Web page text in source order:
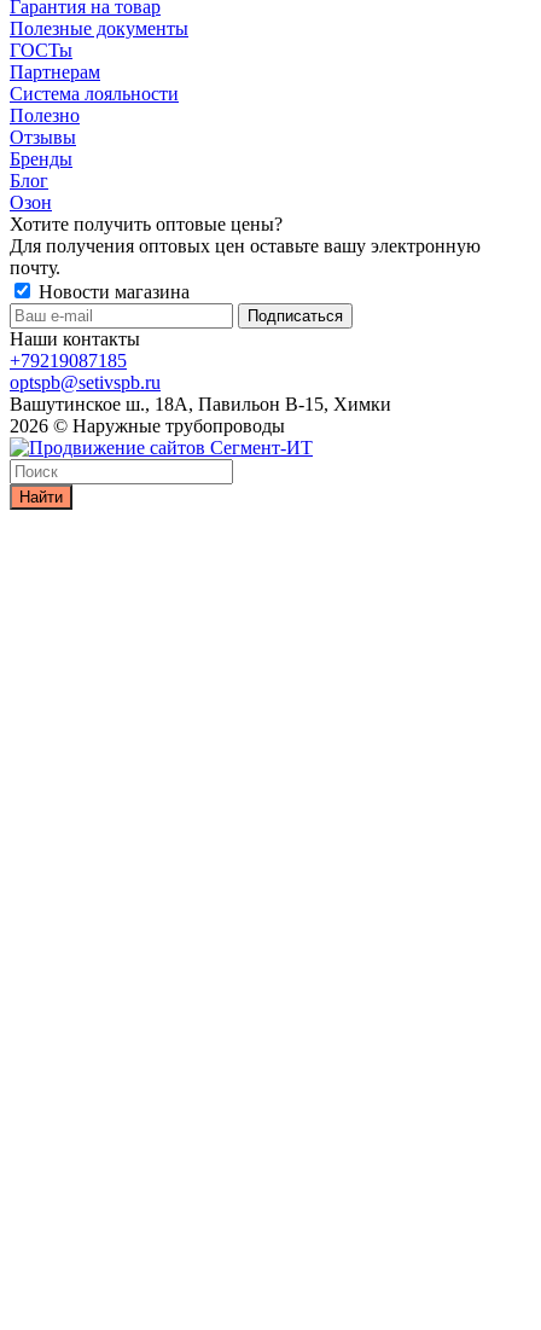
Гарантия на товар
Полезные документы
ГОСТы
Партнерам
Система лояльности
Полезно
Отзывы
Бренды
Блог
Озон
Хотите получить оптовые цены?
Для получения оптовых цен оставьте вашу электронную
почту.
Новости магазина
Наши контакты
+79219087185
optspb@setivspb.ru
Вашутинское ш., 18А, Павильон В-15, Химки
2026 © Наружные трубопроводы
Найти